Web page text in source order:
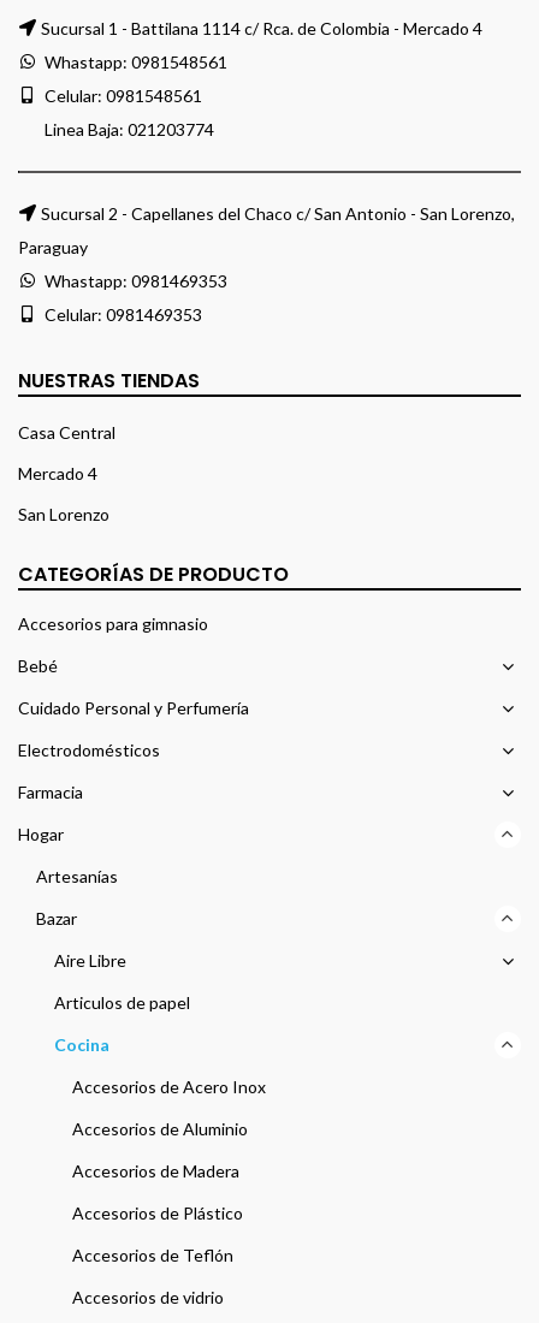
Sucursal 1 - Battilana 1114 c/ Rca. de Colombia - Mercado 4
Whastapp: 0981548561
Celular: 0981548561
Linea Baja: 021203774
Sucursal 2 - Capellanes del Chaco c/ San Antonio - San Lorenzo,
Paraguay
Whastapp: 0981469353
Celular: 0981469353
NUESTRAS TIENDAS
Casa Central
Mercado 4
San Lorenzo
CATEGORÍAS DE PRODUCTO
Accesorios para gimnasio
Bebé
Cuidado Personal y Perfumería
Electrodomésticos
Farmacia
Hogar
Artesanías
Bazar
Aire Libre
Articulos de papel
Cocina
Accesorios de Acero Inox
Accesorios de Aluminio
Accesorios de Madera
Accesorios de Plástico
Accesorios de Teflón
Accesorios de vidrio